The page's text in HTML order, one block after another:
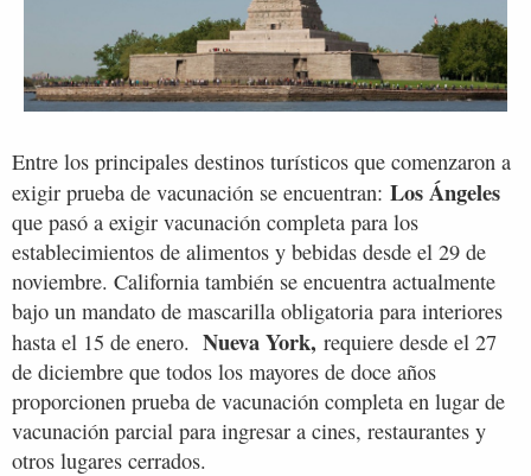
Entre los principales destinos turísticos que comenzaron a
exigir prueba de vacunación se encuentran: Los Ángeles
que pasó a exigir vacunación completa para los
establecimientos de alimentos y bebidas desde el 29 de
noviembre. California también se encuentra actualmente
bajo un mandato de mascarilla obligatoria para interiores
hasta el 15 de enero. Nueva York, requiere desde el 27
de diciembre que todos los mayores de doce años
proporcionen prueba de vacunación completa en lugar de
vacunación parcial para ingresar a cines, restaurantes y
otros lugares cerrados.